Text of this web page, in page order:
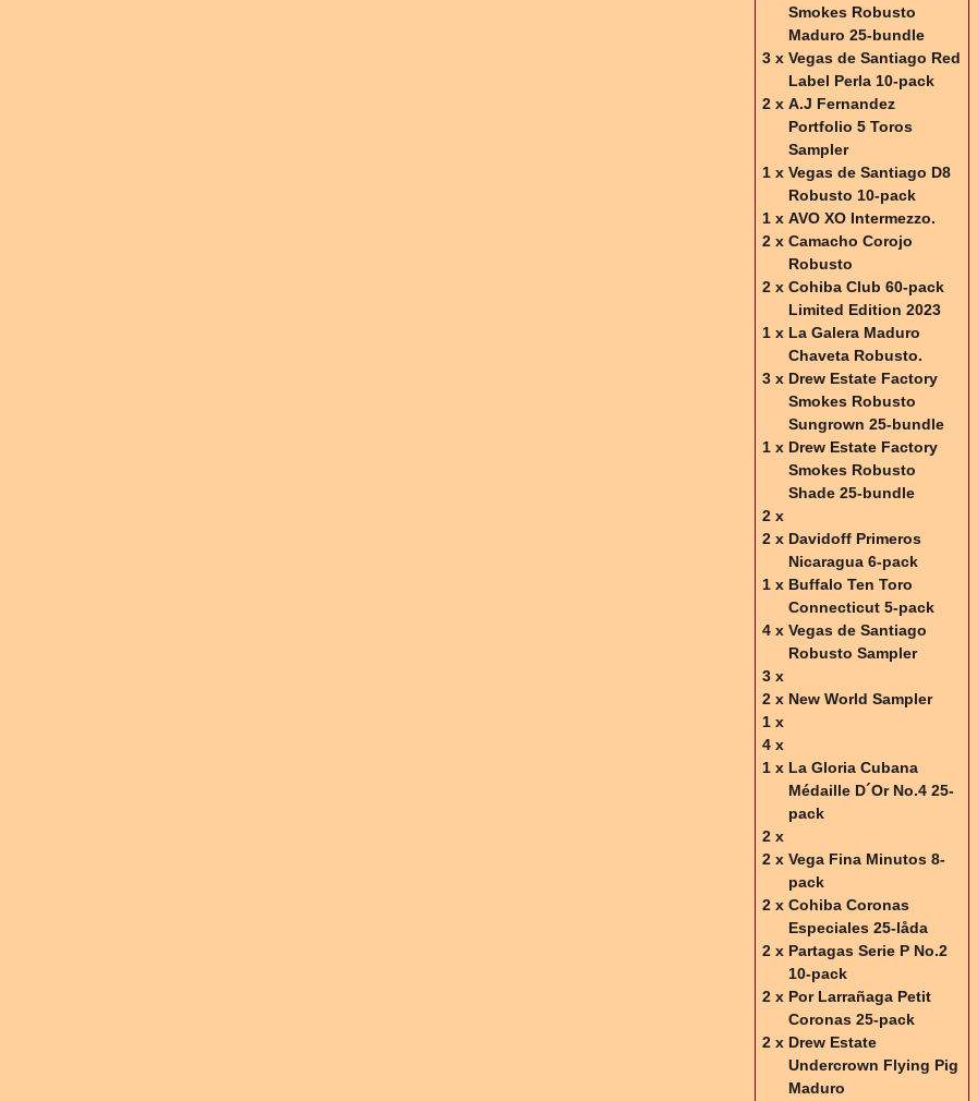
Smokes Robusto
Maduro 25-bundle
3 x Vegas de Santiago Red
Label Perla 10-pack
2 x A.J Fernandez
Portfolio 5 Toros
Sampler
1 x Vegas de Santiago D8
Robusto 10-pack
1 x AVO XO Intermezzo.
2 x Camacho Corojo
Robusto
2 x Cohiba Club 60-pack
Limited Edition 2023
1 x La Galera Maduro
Chaveta Robusto.
3 x Drew Estate Factory
Smokes Robusto
Sungrown 25-bundle
1 x Drew Estate Factory
Smokes Robusto
Shade 25-bundle
2 x
2 x Davidoff Primeros
Nicaragua 6-pack
1 x Buffalo Ten Toro
Connecticut 5-pack
4 x Vegas de Santiago
Robusto Sampler
3 x
2 x New World Sampler
1 x
4 x
1 x La Gloria Cubana
Médaille D´Or No.4 25-
pack
2 x
2 x Vega Fina Minutos 8-
pack
2 x Cohiba Coronas
Especiales 25-låda
2 x Partagas Serie P No.2
10-pack
2 x Por Larrañaga Petit
Coronas 25-pack
2 x Drew Estate
Undercrown Flying Pig
Maduro